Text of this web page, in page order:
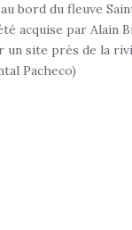
bord du fleuve
acquise par Alain
un site près de la
Pacheco)